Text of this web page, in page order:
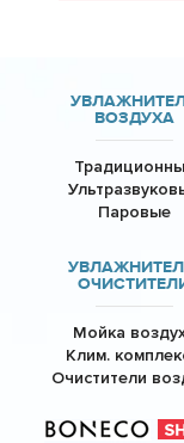
ВОЗДУХА
Паровые
Мойка
Клим.
Очистители